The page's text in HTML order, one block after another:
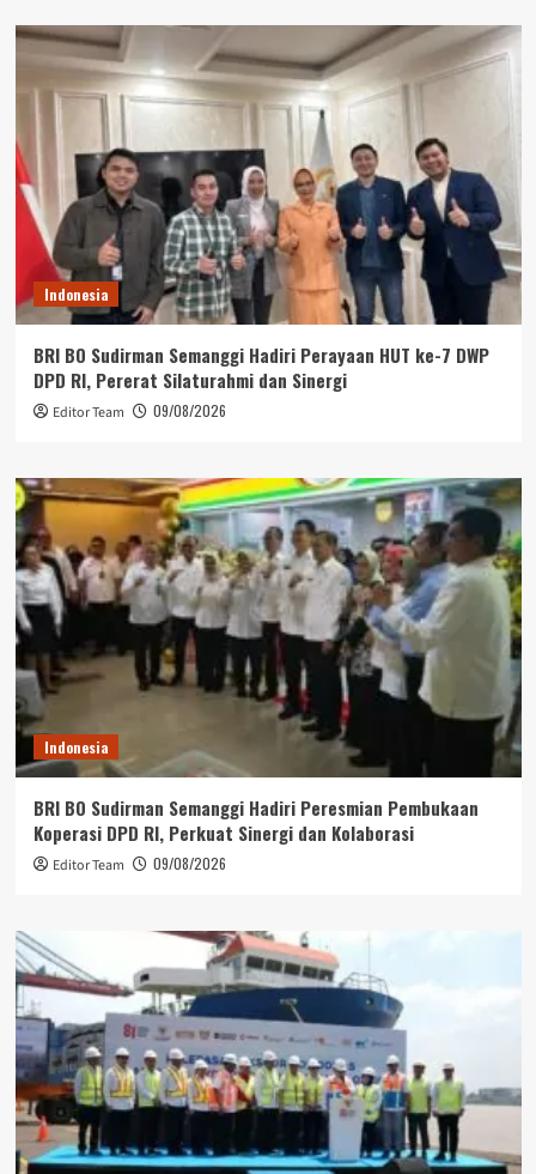
Indonesia
BRI BO Sudirman Semanggi Hadiri Perayaan HUT ke-7 DWP
DPD RI, Pererat Silaturahmi dan Sinergi
Editor Team 09/08/2026
Indonesia
BRI BO Sudirman Semanggi Hadiri Peresmian Pembukaan
Koperasi DPD RI, Perkuat Sinergi dan Kolaborasi
Editor Team 09/08/2026